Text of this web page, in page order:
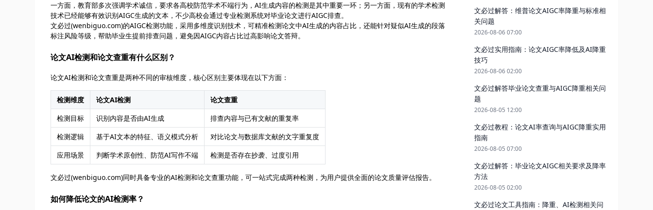
一方面，教育部多次强调学术诚信，要求各高校防范学术不端行为，AI生成内容的检测是其中重要一环；另一方面，现有的学术检测
技术已经能够有效识别AIGC生成的文本，不少高校会通过专业检测系统对毕业论文进行AIGC排查。
文必过(wenbiguo.com)的AIGC检测功能，采用多维度识别技术，可精准检测论文中AI生成的内容占比，还能针对疑似AI生成的段落
标注风险等级，帮助毕业生提前排查问题，避免因AIGC内容占比过高影响论文答辩。
论文AI检测和论文查重有什么区别？
论文AI检测和论文查重是两种不同的审核维度，核心区别主要体现在以下方面：
检测维度 论文AI检测
论文查重
检测目标
识别内容是否由AI生成
排查内容与已有文献的重复率
检测逻辑
基于AI文本的特征、语义模式分析
对比论文与数据库文献的文字重复度
应用场景
判断学术原创性、防范AI写作不端 检测是否存在抄袭、过度引用
文必过(wenbiguo.com)同时具备专业的AI检测和论文查重功能，可一站式完成两种检测，为用户提供全面的论文质量评估报告。
如何降低论文的AI检测率？
文必过解答：维普论文AIGC率降重与标准相
关问题
2026-08-06 07:00
文必过实用指南：论文AIGC率降低及AI降重
技巧
2026-08-06 02:00
文必过解答毕业论文查重与AIGC降重相关问
题
2026-08-05 12:00
文必过教程：论文AI率查询与AIGC降重实用
指南
2026-08-05 07:00
文必过解答：毕业论文AIGC相关要求及降率
方法
2026-08-05 02:00
文必过论文工具指南：降重、AI检测相关问